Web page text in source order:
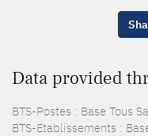
Data provided
BTS-Postes : Base Tous
BTS-Etablissements :